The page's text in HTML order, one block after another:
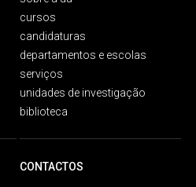
cursos
candidaturas
departamentos e escolas
serviços
unidades de investigação
biblioteca
CONTACTOS